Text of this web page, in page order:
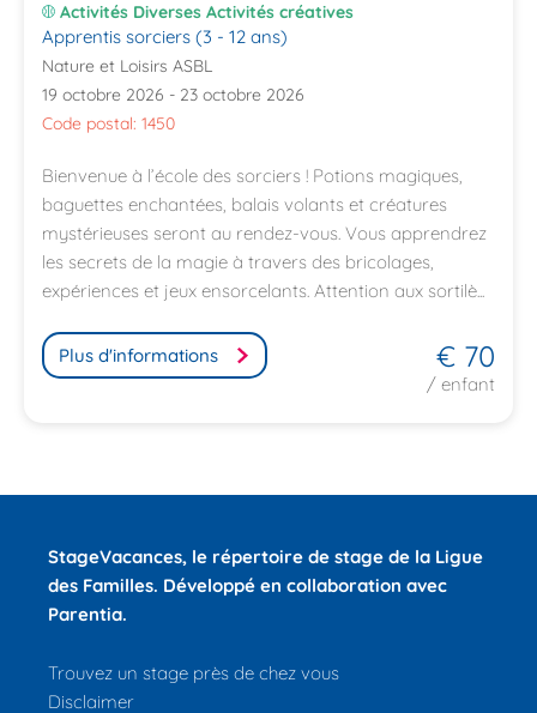
Activités Diverses Activités créatives
Apprentis sorciers (3 - 12 ans)
Nature et Loisirs ASBL
19 octobre 2026 - 23 octobre 2026
Code postal: 1450
Bienvenue à l’école des sorciers ! Potions magiques,
baguettes enchantées, balais volants et créatures
mystérieuses seront au rendez-vous. Vous apprendrez
les secrets de la magie à travers des bricolages,
expériences et jeux ensorcelants. Attention aux sortilè...
Plus d'informations € 70
/ enfant
StageVacances, le répertoire de stage de la Ligue
des Familles. Développé en collaboration avec
Parentia.
Trouvez un stage près de chez vous
Disclaimer